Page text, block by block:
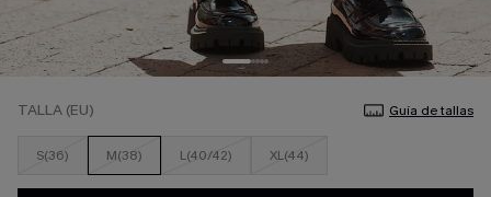
TALLA (EU) Guía de tallas
S(36) M(38) L(40/42) XL(44)